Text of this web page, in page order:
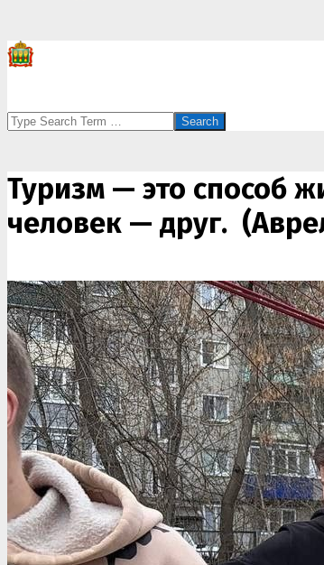
Search
Туризм — это способ
человек — друг.